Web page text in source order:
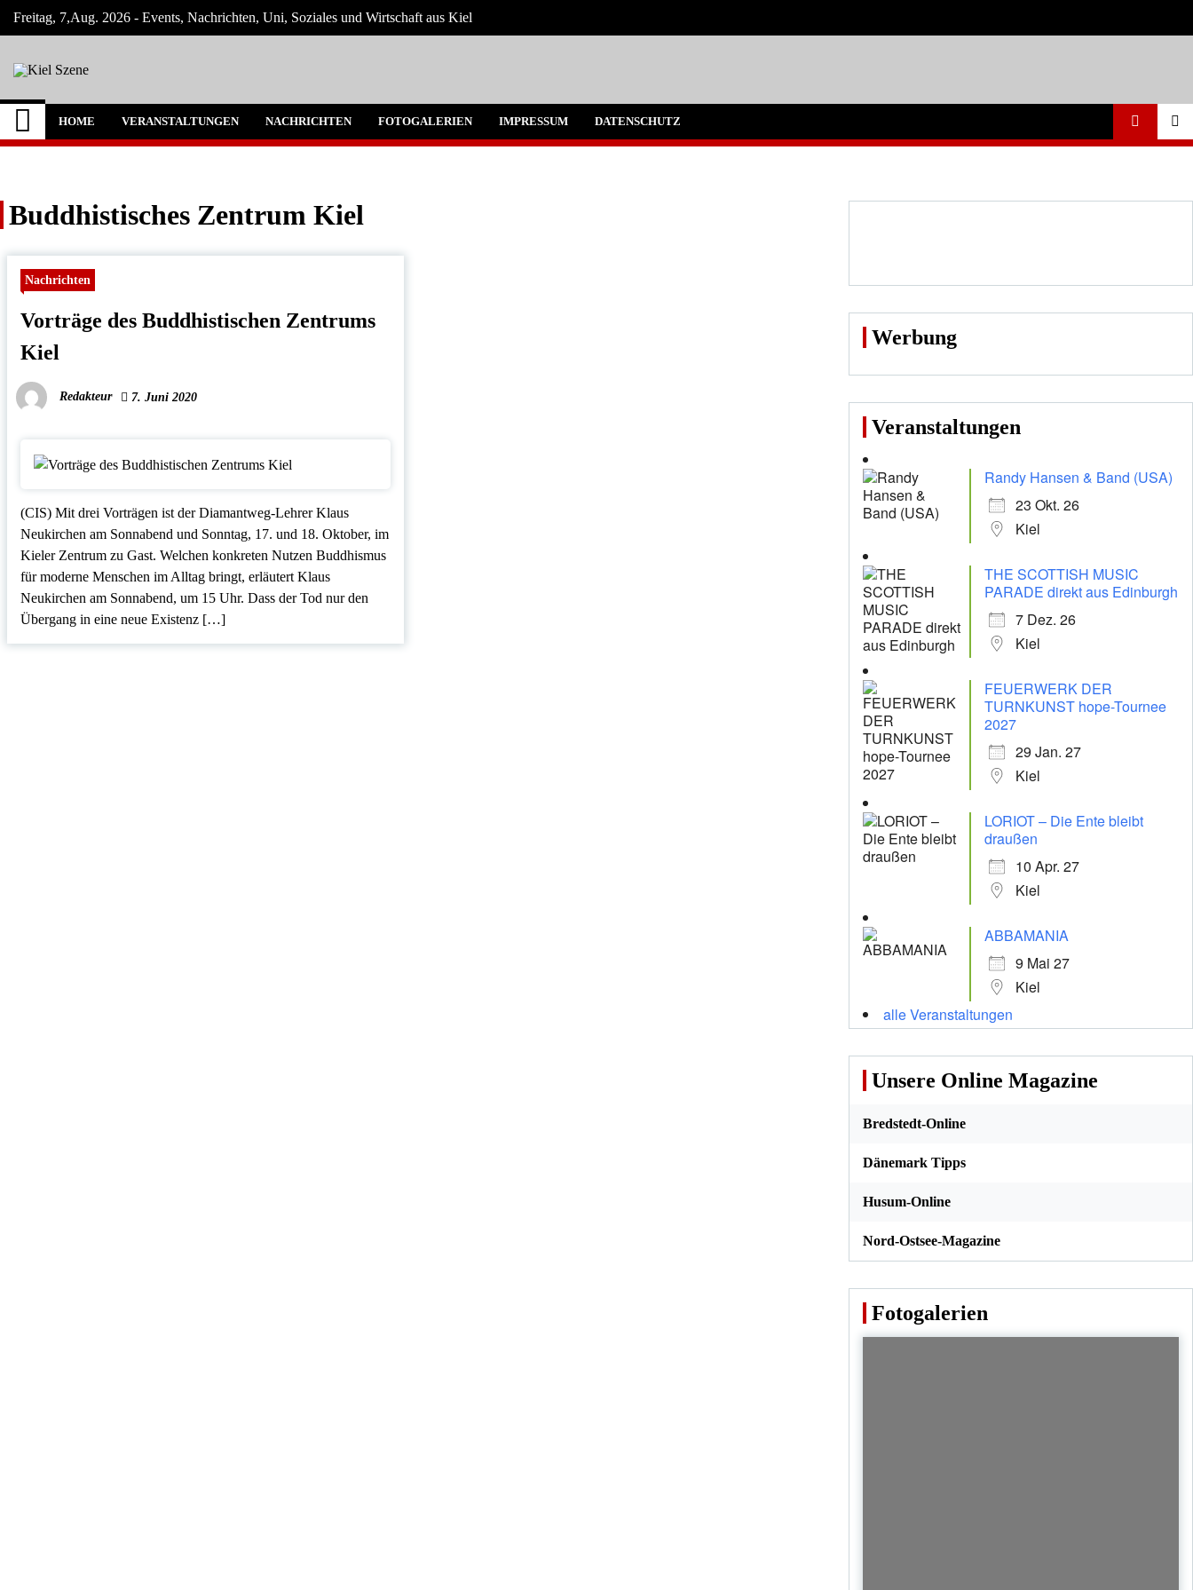
Skip
Freitag, 7,Aug. 2026 - Events, Nachrichten, Uni, Soziales und Wirtschaft aus Kiel
Kiel Szene
Neuigkeiten und Nachrichten aus Kiel und Umgebung
HOME VERANSTALTUNGEN NACHRICHTEN FOTOGALERIEN IMPRESSUM DATENSCHUTZ
Buddhistisches Zentrum Kiel
Nachrichten
Vorträge des Buddhistischen Zentrums
Kiel
Redakteur 7. Juni 2020
(CIS) Mit drei Vorträgen ist der Diamantweg-Lehrer Klaus
Neukirchen am Sonnabend und Sonntag, 17. und 18. Oktober, im
Kieler Zentrum zu Gast. Welchen konkreten Nutzen Buddhismus
für moderne Menschen im Alltag bringt, erläutert Klaus
Neukirchen am Sonnabend, um 15 Uhr. Dass der Tod nur den
Übergang in eine neue Existenz […]
Werbung
Veranstaltungen
Randy Hansen & Band (USA)
23 Okt. 26
Kiel
THE SCOTTISH MUSIC
PARADE direkt aus Edinburgh
7 Dez. 26
Kiel
FEUERWERK DER
TURNKUNST hope-Tournee
2027
29 Jan. 27
Kiel
LORIOT – Die Ente bleibt
draußen
10 Apr. 27
Kiel
ABBAMANIA
9 Mai 27
Kiel
alle Veranstaltungen
Unsere Online Magazine
Bredstedt-Online
Dänemark Tipps
Husum-Online
Nord-Ostsee-Magazine
Fotogalerien